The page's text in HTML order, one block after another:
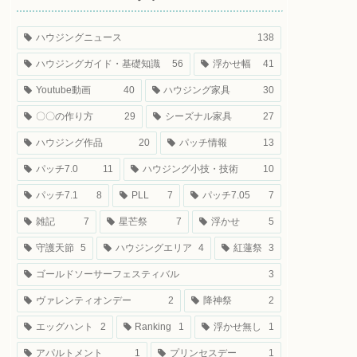
ハウジングニュース 138
ハウジングガイド・基礎知識 56 浮かせ幅 41
Youtube動画 40 ハウジング家具 30
〇〇の作り方 29 シーズナル家具 27
ハウジング作品 20 パッチ情報 13
パッチ7.0 11 ハウジング小技・技術 10
パッチ7.1 8 PLL 7 パッチ7.05 7
雑記 7 星芒祭 7 浮かせ 5
守護天節 5 ハウジングエリア 4 紅蓮祭 3
ゴールドソーサーフェスティバル 3
ヴァレンティオンデー 2 降神祭 2
エッグハント 2 Ranking 1 浮かせ無し 1
アパルトメント 1 プリンセスデー 1